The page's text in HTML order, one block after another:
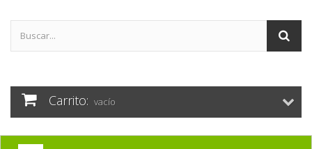
Carrito: vacío